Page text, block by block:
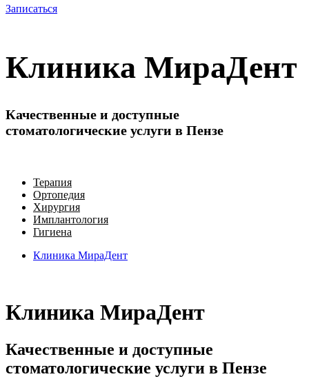
Записаться
Клиника МираДент
Качественные и доступные
стоматологические услуги в Пензе
Терапия
Ортопедия
Хирургия
Имплантология
Гигиена
Клиника МираДент
Клиника МираДент
Качественные и доступные
стоматологические услуги в Пензе